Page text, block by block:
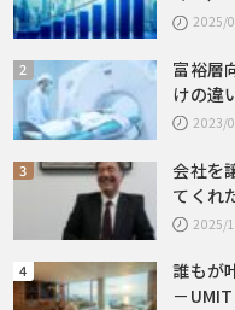
方とは
2025/
富裕層
けの違
2023/
会社を
てくれ
2025/
誰もが
－